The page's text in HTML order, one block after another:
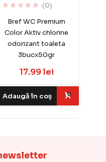
(0)
Bref WC Premium
Color Aktiv chlorine
odorizant toaleta
3bucx50gr
17.99 lei
Adaugă în coș